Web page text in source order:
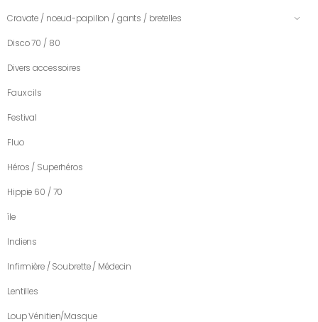
Cravate / noeud-papillon / gants / bretelles
Disco 70 / 80
Divers accessoires
Faux cils
Festival
Fluo
Héros / Superhéros
Hippie 60 / 70
île
Indiens
Infirmière / Soubrette / Médecin
Lentilles
Loup Vénitien/Masque